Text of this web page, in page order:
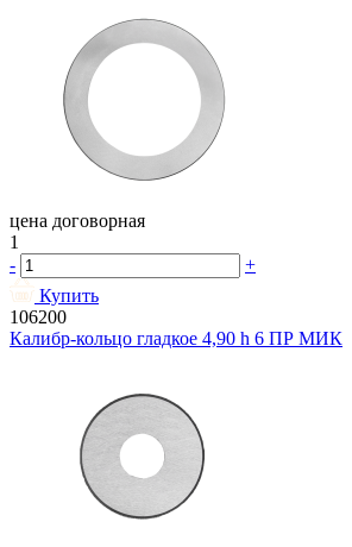
цена договорная
1
-
+
Купить
106200
Калибр-кольцо гладкое 4,90 h 6 ПР МИК